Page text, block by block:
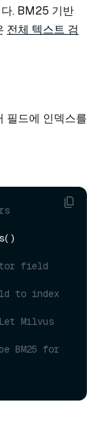
. BM25 기반
전체 텍스트 검
필드에 인덱스를
field
to index
Milvus
BM25 for